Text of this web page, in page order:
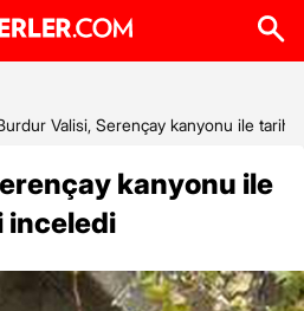
Valisi, Serençay kanyonu ile tarihi
kanyonu ile
inceledi